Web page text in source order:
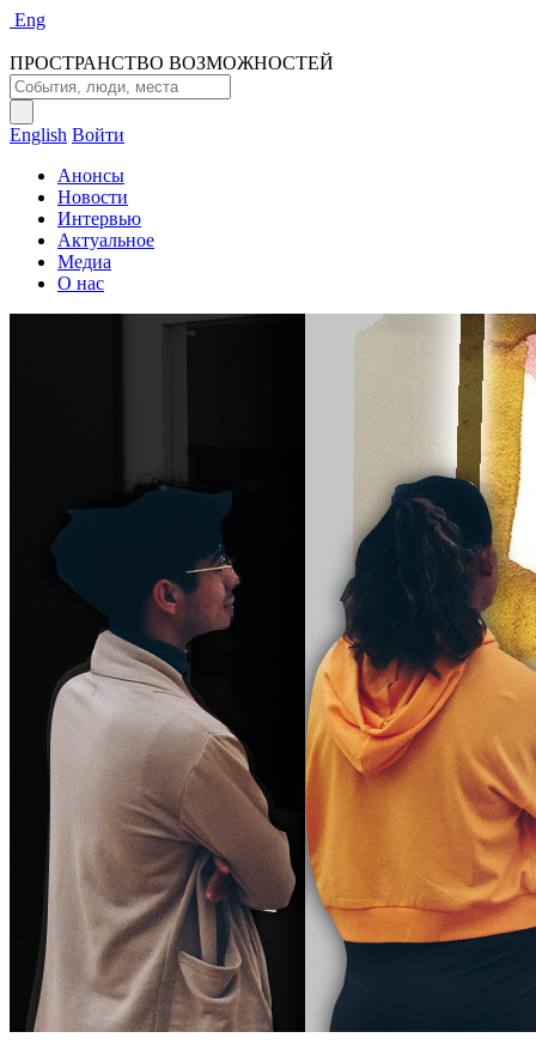
Eng
ПРОСТРАНСТВО ВОЗМОЖНОСТЕЙ
English Войти
Анонсы
Новости
Интервью
Актуальное
Медиа
О нас